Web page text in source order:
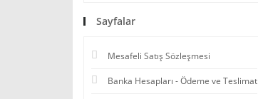
Sayfalar
Mesafeli Satış Sözleşmesi
Banka Hesapları - Ödeme ve Teslimat